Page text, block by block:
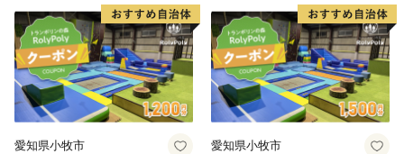
愛知県小牧市 愛知県小牧市